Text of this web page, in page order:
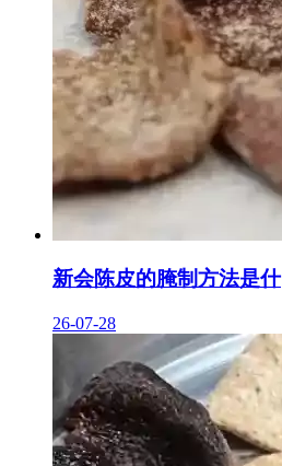
新会陈皮的腌制方法是什
26-07-28